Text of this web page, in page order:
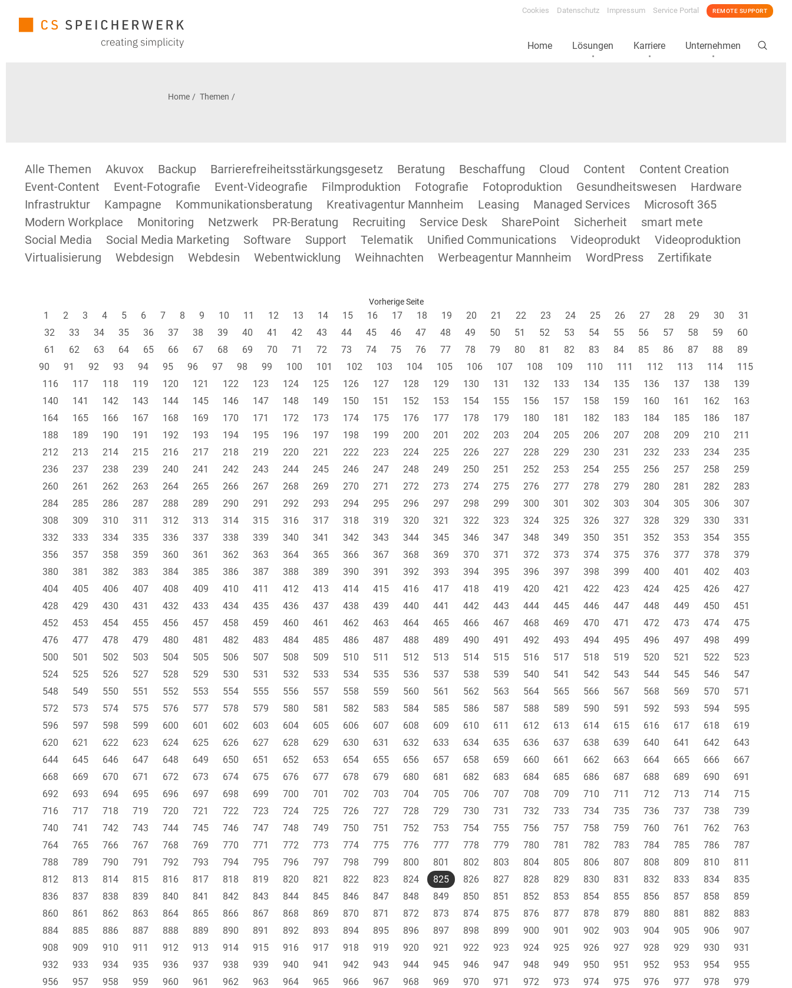
Cookies Datenschutz Impressum Service Portal REMOTE SUPPORT
Home Lösungen Karriere Unternehmen
Home Themen
Alle Themen Akuvox Backup Barrierefreiheitsstärkungsgesetz Beratung Beschaffung Cloud Content
Content Creation
Event-Content
Event-Fotografie Event-Videografie Filmproduktion Fotografie Fotoproduktion Gesundheitswesen
Hardware
Infrastruktur
Kampagne Kommunikationsberatung Kreativagentur Mannheim Leasing Managed Services
Microsoft 365
Modern Workplace
Monitoring Netzwerk PR-Beratung Recruiting Service Desk SharePoint Sicherheit
smart mete
Social Media
Social Media Marketing Software Support Telematik Unified Communications Videoprodukt
Videoproduktion
Virtualisierung
Webdesign Webdesin Webentwicklung Weihnachten Werbeagentur Mannheim WordPress Zertifikate
Vorherige Seite
1 2 3 4 5 6 7 8 9 10 11 12 13 14 15 16 17 18 19 20 21 22 23 24 25 26 27 28 29 30
31
32
33 34 35 36 37 38 39 40 41 42 43 44 45 46 47 48 49 50 51 52 53 54 55 56 57 58 59
60
61
62 63 64 65 66 67 68 69 70 71 72 73 74 75 76 77 78 79 80 81 82 83 84 85 86 87 88
89
90
91 92 93 94 95 96 97 98 99 100 101 102 103 104 105 106 107 108 109 110 111 112 113 114
115
116
117 118 119 120 121 122 123 124 125 126 127 128 129 130 131 132 133 134 135 136 137 138
139
140
141 142 143 144 145 146 147 148 149 150 151 152 153 154 155 156 157 158 159 160 161 162
163
164
165 166 167 168 169 170 171 172 173 174 175 176 177 178 179 180 181 182 183 184 185 186
187
188
189 190 191 192 193 194 195 196 197 198 199 200 201 202 203 204 205 206 207 208 209 210
211
212
213 214 215 216 217 218 219 220 221 222 223 224 225 226 227 228 229 230 231 232 233 234
235
236
237 238 239 240 241 242 243 244 245 246 247 248 249 250 251 252 253 254 255 256 257 258
259
260
261 262 263 264 265 266 267 268 269 270 271 272 273 274 275 276 277 278 279 280 281 282
283
284
285 286 287 288 289 290 291 292 293 294 295 296 297 298 299 300 301 302 303 304 305 306
307
308
309 310 311 312 313 314 315 316 317 318 319 320 321 322 323 324 325 326 327 328 329 330
331
332
333 334 335 336 337 338 339 340 341 342 343 344 345 346 347 348 349 350 351 352 353 354
355
356
357 358 359 360 361 362 363 364 365 366 367 368 369 370 371 372 373 374 375 376 377 378
379
380
381 382 383 384 385 386 387 388 389 390 391 392 393 394 395 396 397 398 399 400 401 402
403
404
405 406 407 408 409 410 411 412 413 414 415 416 417 418 419 420 421 422 423 424 425 426
427
428
429 430 431 432 433 434 435 436 437 438 439 440 441 442 443 444 445 446 447 448 449 450
451
452
453 454 455 456 457 458 459 460 461 462 463 464 465 466 467 468 469 470 471 472 473 474
475
476
477 478 479 480 481 482 483 484 485 486 487 488 489 490 491 492 493 494 495 496 497 498
499
500
501 502 503 504 505 506 507 508 509 510 511 512 513 514 515 516 517 518 519 520 521 522
523
524
525 526 527 528 529 530 531 532 533 534 535 536 537 538 539 540 541 542 543 544 545 546
547
548
549 550 551 552 553 554 555 556 557 558 559 560 561 562 563 564 565 566 567 568 569 570
571
572
573 574 575 576 577 578 579 580 581 582 583 584 585 586 587 588 589 590 591 592 593 594
595
596
597 598 599 600 601 602 603 604 605 606 607 608 609 610 611 612 613 614 615 616 617 618
619
620
621 622 623 624 625 626 627 628 629 630 631 632 633 634 635 636 637 638 639 640 641 642
643
644
645 646 647 648 649 650 651 652 653 654 655 656 657 658 659 660 661 662 663 664 665 666
667
668
669 670 671 672 673 674 675 676 677 678 679 680 681 682 683 684 685 686 687 688 689 690
691
692
693 694 695 696 697 698 699 700 701 702 703 704 705 706 707 708 709 710 711 712 713 714
715
716
717 718 719 720 721 722 723 724 725 726 727 728 729 730 731 732 733 734 735 736 737 738
739
740
741 742 743 744 745 746 747 748 749 750 751 752 753 754 755 756 757 758 759 760 761 762
763
764
765 766 767 768 769 770 771 772 773 774 775 776 777 778 779 780 781 782 783 784 785 786
787
788
789 790 791 792 793 794 795 796 797 798 799 800 801 802 803 804 805 806 807 808 809 810
811
812
813 814 815 816 817 818 819 820 821 822 823 824 825 826 827 828 829 830 831 832 833 834
835
836
837 838 839 840 841 842 843 844 845 846 847 848 849 850 851 852 853 854 855 856 857 858
859
860
861 862 863 864 865 866 867 868 869 870 871 872 873 874 875 876 877 878 879 880 881 882
883
884
885 886 887 888 889 890 891 892 893 894 895 896 897 898 899 900 901 902 903 904 905 906
907
908
909 910 911 912 913 914 915 916 917 918 919 920 921 922 923 924 925 926 927 928 929 930
931
932
933 934 935 936 937 938 939 940 941 942 943 944 945 946 947 948 949 950 951 952 953 954
955
956
957 958 959 960 961 962 963 964 965 966 967 968 969 970 971 972 973 974 975 976 977 978
979